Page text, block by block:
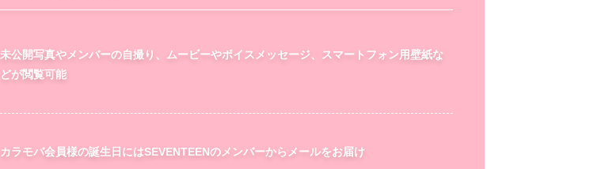
未公開写真やメンバーの自撮り、ムービーやボイスメッセージ、スマートフォン用壁紙な
どが閲覧可能
カラモバ会員様の誕生日にはSEVENTEENのメンバーからメールをお届け